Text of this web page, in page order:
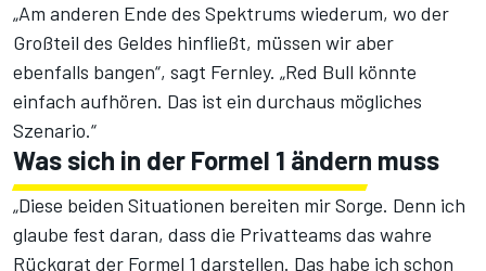
„Am anderen Ende des Spektrums wiederum, wo der
Großteil des Geldes hinfließt, müssen wir aber
ebenfalls bangen“, sagt Fernley. „Red Bull könnte
einfach aufhören. Das ist ein durchaus mögliches
Szenario.“
Was sich in der Formel 1 ändern muss
„Diese beiden Situationen bereiten mir Sorge. Denn ich
glaube fest daran, dass die Privatteams das wahre
Rückgrat der Formel 1 darstellen. Das habe ich schon